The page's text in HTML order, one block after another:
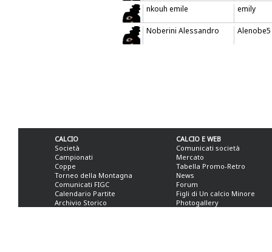
nkouh emile emily
Noberini Alessandro Alenobe5
CALCIO
Società
Campionati
Coppe
Torneo della Montagna
Comunicati FIGC
Calendario Partite
Archivio Storico
CALCIO E WEB
Comunicati società
Mercato
Tabella Promo-Retro
News
Forum
Figli di Un calcio Minore
Photogallery